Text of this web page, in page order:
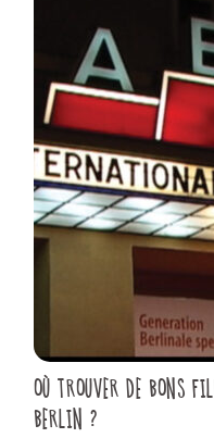
OÙ TROUVER DE BONS
BERLIN ?